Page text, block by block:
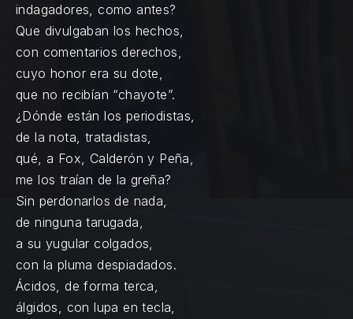
indagadores, como antes?
Que divulgaban los hechos,
con comentarios derechos,
cuyo honor era su dote,
que no recibían “chayote”.
¿Dónde están los periodistas,
de la nota, tratadistas,
qué, a Fox, Calderón y Peña,
me los traían de la greña?
Sin perdonarlos de nada,
de ninguna tarugada,
a su yugular colgados,
con la pluma despiadados.
Ácidos, de forma terca,
álgidos, con lupa en tecla,